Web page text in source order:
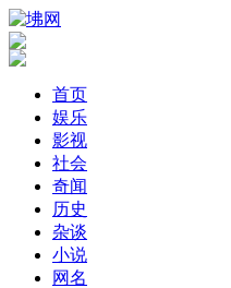
首页
娱乐
影视
社会
奇闻
历史
杂谈
小说
网名